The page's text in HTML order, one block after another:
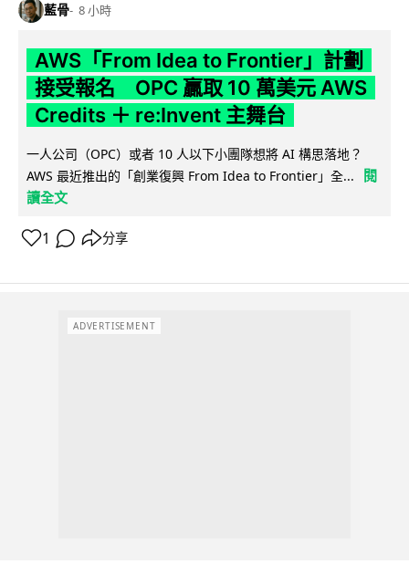
藍骨 8 小時
AWS「From Idea to Frontier」計劃
接受報名 OPC 贏取 10 萬美元 AWS
Credits ＋ re:Invent 主舞台
一人公司（OPC）或者 10 人以下小團隊想將 AI 構思落地？
AWS 最近推出的「創業復興 From Idea to Frontier」全...
閱
讀全文
1 分享
ADVERTISEMENT